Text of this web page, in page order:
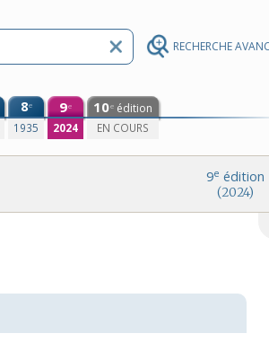
RECHERCHE
8e
1935
9e
2024
10e édition
EN COURS
9e édition
(2024)